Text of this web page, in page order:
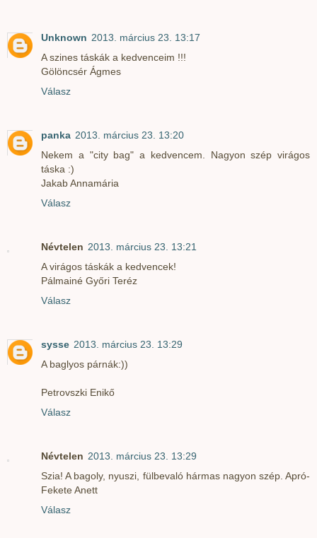
Unknown 2013. március 23. 13:17
A szines táskák a kedvenceim !!!
Gölöncsér Ágmes
Válasz
panka 2013. március 23. 13:20
Nekem a "city bag" a kedvencem. Nagyon szép virágos
táska :)
Jakab Annamária
Válasz
Névtelen 2013. március 23. 13:21
A virágos táskák a kedvencek!
Pálmainé Győri Teréz
Válasz
sysse 2013. március 23. 13:29
A baglyos párnák:))
Petrovszki Enikő
Válasz
Névtelen 2013. március 23. 13:29
Szia! A bagoly, nyuszi, fülbevaló hármas nagyon szép. Apró-
Fekete Anett
Válasz